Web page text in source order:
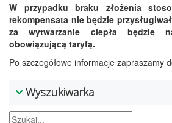
W przypadku braku złożenia
rekompensata nie będzie
za wytwarzanie ciepła będzie
obowiązującą taryfą.
Po szczegółowe informacje zapraszamy
Wyszukiwarka